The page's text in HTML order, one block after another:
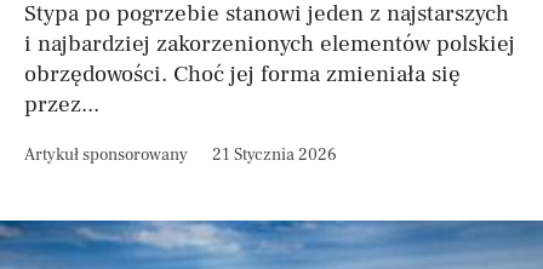
Stypa po pogrzebie stanowi jeden z najstarszych
i najbardziej zakorzenionych elementów polskiej
obrzędowości. Choć jej forma zmieniała się
przez...
Artykuł sponsorowany 21 Stycznia 2026